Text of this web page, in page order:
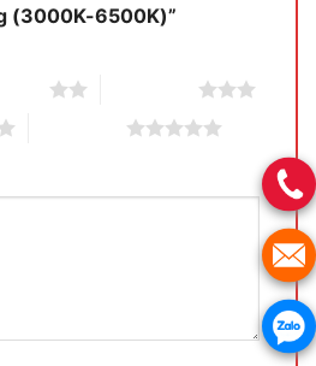
(3000K-6500K)”